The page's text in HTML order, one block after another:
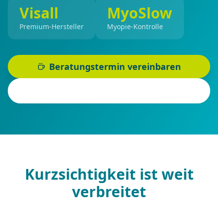
Visall
Premium-Hersteller
MyoSlow
Myopie-Kontrolle
Beratungstermin vereinbaren
Kurzsichtigkeit ist weit
verbreitet